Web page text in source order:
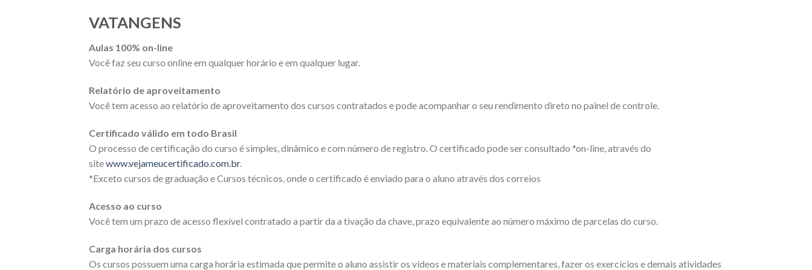
VATANGENS
Aulas 100% on-line
Você faz seu curso online em qualquer horário e em qualquer lugar.
Relatório de aproveitamento
Você tem acesso ao relatório de aproveitamento dos cursos contratados e pode acompanhar o seu rendimento direto no painel de controle.
Certificado válido em todo Brasil
O processo de certificação do curso é simples, dinâmico e com número de registro. O certificado pode ser consultado *on-line, através do
sitewww.vejameucertificado.com.br.
*Exceto cursos de graduação e Cursos técnicos, onde o certificado é enviado para o aluno através dos correios
Acesso ao curso
Você tem um prazo de acesso flexível contratado a partir da a tivação da chave, prazo equivalente ao número máximo de parcelas do curso.
Carga horária dos cursos
Os cursos possuem uma carga horária estimada que permite o aluno assistir os vídeos e materiais complementares, fazer os exercícios e demais atividades